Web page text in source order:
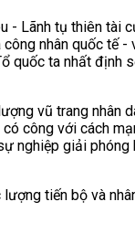
- Lãnh tụ thiên tài
nhân quốc tế -
quốc ta nhất định
vũ trang nhân
công với cách
nghiệp giải phóng
tiến bộ và